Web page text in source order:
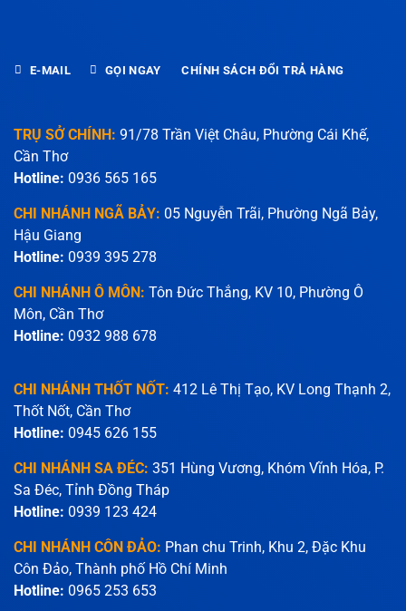
TRỤ SỞ CHÍNH: 91/78 Trần Việt Châu, Phường Cái Khế,
Cần Thơ
Hotline: 0936 565 165
CHI NHÁNH NGÃ BẢY: 05 Nguyễn Trãi, Phường Ngã Bảy,
Hậu Giang
Hotline: 0939 395 278
CHI NHÁNH Ô MÔN: Tôn Đức Thắng, KV 10, Phường Ô
Môn, Cần Thơ
Hotline: 0932 988 678
CHI NHÁNH THỐT NỐT: 412 Lê Thị Tạo, KV Long Thạnh 2,
Thốt Nốt, Cần Thơ
Hotline: 0945 626 155
CHI NHÁNH SA ĐÉC: 351 Hùng Vương, Khóm Vĩnh Hóa, P.
Sa Đéc, Tỉnh Đồng Tháp
Hotline: 0939 123 424
CHI NHÁNH CÔN ĐẢO: Phan chu Trinh, Khu 2, Đặc Khu
Côn Đảo, Thành phố Hồ Chí Minh
Hotline: 0965 253 653
E-MAIL GỌI NGAY CHÍNH SÁCH ĐỔI TRẢ HÀNG